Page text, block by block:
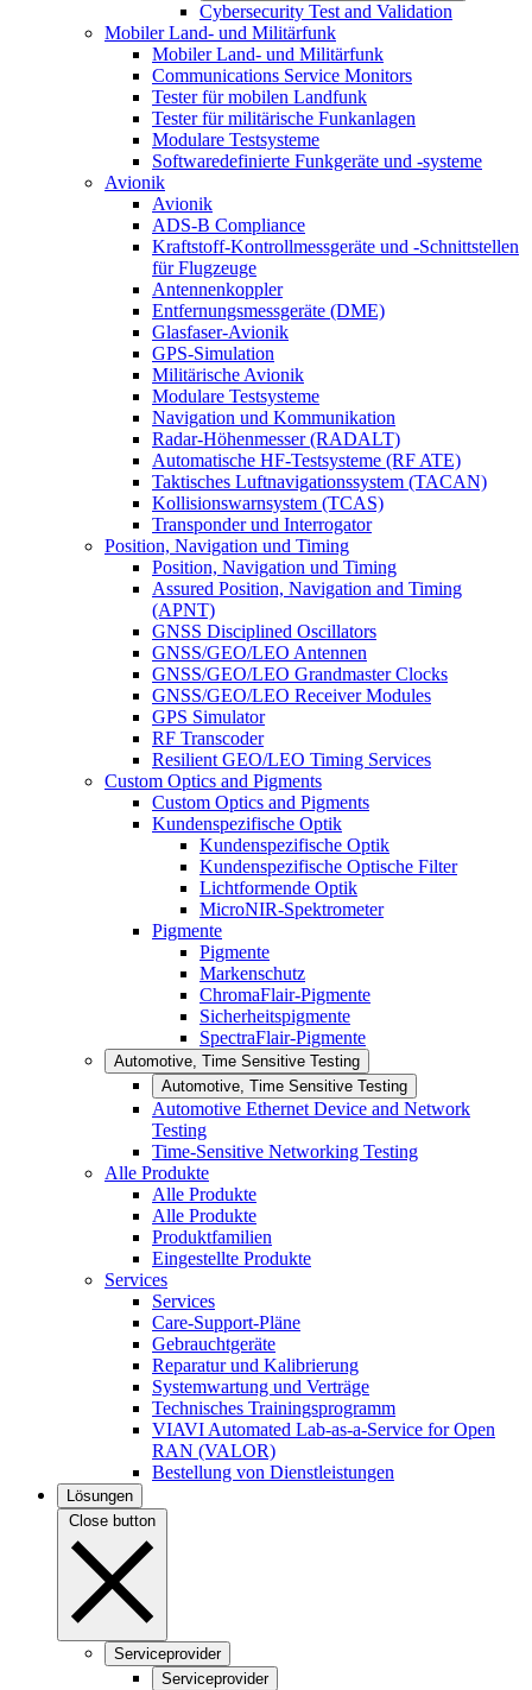
Cybersecurity Test and Validation
Mobiler Land- und Militärfunk
Mobiler Land- und Militärfunk
Communications Service Monitors
Tester für mobilen Landfunk
Tester für militärische Funkanlagen
Modulare Testsysteme
Softwaredefinierte Funkgeräte und -systeme
Avionik
Avionik
ADS-B Compliance
Kraftstoff-Kontrollmessgeräte und -Schnittstellen
für Flugzeuge
Antennenkoppler
Entfernungsmessgeräte (DME)
Glasfaser-Avionik
GPS-Simulation
Militärische Avionik
Modulare Testsysteme
Navigation und Kommunikation
Radar-Höhenmesser (RADALT)
Automatische HF-Testsysteme (RF ATE)
Taktisches Luftnavigationssystem (TACAN)
Kollisionswarnsystem (TCAS)
Transponder und Interrogator
Position, Navigation und Timing
Position, Navigation und Timing
Assured Position, Navigation and Timing
(APNT)
GNSS Disciplined Oscillators
GNSS/GEO/LEO Antennen
GNSS/GEO/LEO Grandmaster Clocks
GNSS/GEO/LEO Receiver Modules
GPS Simulator
RF Transcoder
Resilient GEO/LEO Timing Services
Custom Optics and Pigments
Custom Optics and Pigments
Kundenspezifische Optik
Kundenspezifische Optik
Kundenspezifische Optische Filter
Lichtformende Optik
MicroNIR-Spektrometer
Pigmente
Pigmente
Markenschutz
ChromaFlair-Pigmente
Sicherheitspigmente
SpectraFlair-Pigmente
Automotive, Time Sensitive Testing
Automotive, Time Sensitive Testing
Automotive Ethernet Device and Network
Testing
Time-Sensitive Networking Testing
Alle Produkte
Alle Produkte
Alle Produkte
Produktfamilien
Eingestellte Produkte
Services
Services
Care-Support-Pläne
Gebrauchtgeräte
Reparatur und Kalibrierung
Systemwartung und Verträge
Technisches Trainingsprogramm
VIAVI Automated Lab-as-a-Service for Open
RAN (VALOR)
Bestellung von Dienstleistungen
Lösungen
Close button
Serviceprovider
Serviceprovider